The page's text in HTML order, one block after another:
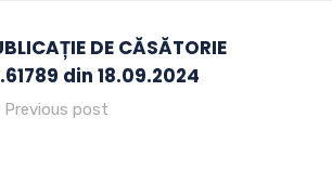
DE CĂSĂTORIE
din 18.09.2024
Previous post